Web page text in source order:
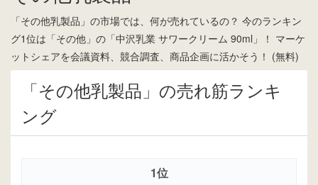
「その他乳製品」の市場では、何が売れているの？ 今のランキン
グ1位は「その他」の「中沢乳業 サワークリーム 90ml」！ マーケ
ットシェアを会議資料、競合調査、商品企画に活かそう！ (無料)
「その他乳製品」の売れ筋ランキ
ング
1位